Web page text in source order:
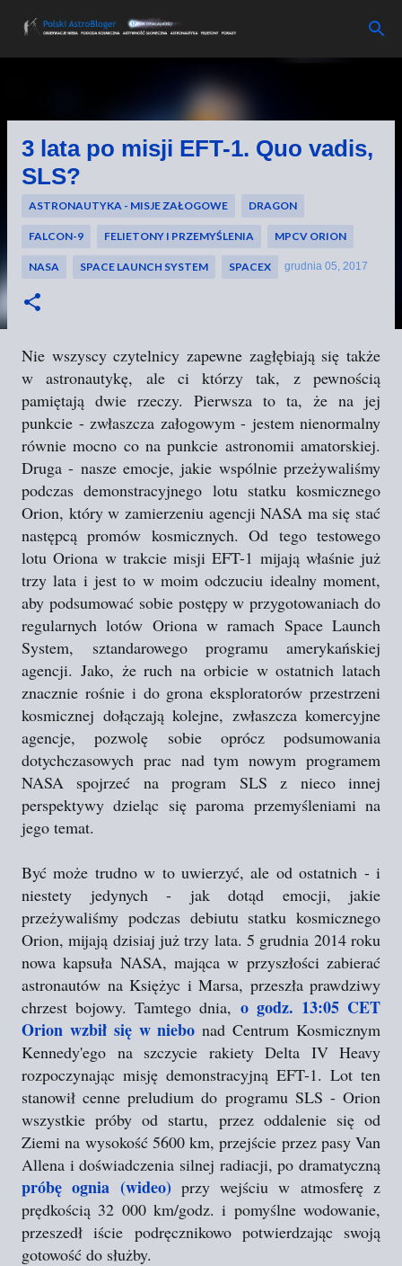
Przejdź do głównej zawartości
3 lata po misji EFT-1. Quo vadis,
SLS?
ASTRONAUTYKA - MISJE ZAŁOGOWE DRAGON
FALCON-9 FELIETONY I PRZEMYŚLENIA MPCV ORION
NASA SPACE LAUNCH SYSTEM SPACEX grudnia 05, 2017
Nie wszyscy czytelnicy zapewne zagłębiają się także
w astronautykę, ale ci którzy tak, z pewnością
pamiętają dwie rzeczy. Pierwsza to ta, że na jej
punkcie - zwłaszcza załogowym - jestem nienormalny
równie mocno co na punkcie astronomii amatorskiej.
Druga - nasze emocje, jakie wspólnie przeżywaliśmy
podczas demonstracyjnego lotu statku kosmicznego
Orion, który w zamierzeniu agencji NASA ma się stać
następcą promów kosmicznych. Od tego testowego
lotu Oriona w trakcie misji EFT-1 mijają właśnie już
trzy lata i jest to w moim odczuciu idealny moment,
aby podsumować sobie postępy w przygotowaniach do
regularnych lotów Oriona w ramach Space Launch
System, sztandarowego programu amerykańskiej
agencji. Jako, że ruch na orbicie w ostatnich latach
znacznie rośnie i do grona eksploratorów przestrzeni
kosmicznej dołączają kolejne, zwłaszcza komercyjne
agencje, pozwolę sobie oprócz podsumowania
dotychczasowych prac nad tym nowym programem
NASA spojrzeć na program SLS z nieco innej
perspektywy dzieląc się paroma przemyśleniami na
jego temat.
Być może trudno w to uwierzyć, ale od ostatnich - i
niestety jedynych - jak dotąd emocji, jakie
przeżywaliśmy podczas debiutu statku kosmicznego
Orion, mijają dzisiaj już trzy lata. 5 grudnia 2014 roku
nowa kapsuła NASA, mająca w przyszłości zabierać
astronautów na Księżyc i Marsa, przeszła prawdziwy
chrzest bojowy. Tamtego dnia, o godz. 13:05 CET
Orion wzbił się w niebo nad Centrum Kosmicznym
Kennedy'ego na szczycie rakiety Delta IV Heavy
rozpoczynając misję demonstracyjną EFT-1. Lot ten
stanowił cenne preludium do programu SLS - Orion
wszystkie próby od startu, przez oddalenie się od
Ziemi na wysokość 5600 km, przejście przez pasy Van
Allena i doświadczenia silnej radiacji, po dramatyczną
próbę ognia (wideo) przy wejściu w atmosferę z
prędkością 32 000 km/godz. i pomyślne wodowanie,
przeszedł iście podręcznikowo potwierdzając swoją
gotowość do służby.